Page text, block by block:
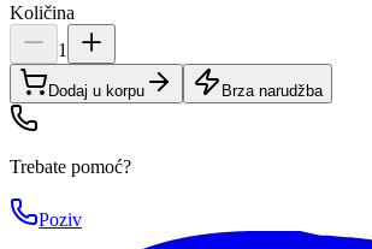
Količina
1
Dodaj u korpu Brza narudžba
Trebate pomoć?
Poziv